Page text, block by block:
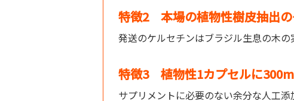
特徴2 本場の植物性樹皮抽出の
発送のケルセチンはブラジル生息の木
特徴3 植物性1カプセルに
サプリメントに必要のない余分な人工